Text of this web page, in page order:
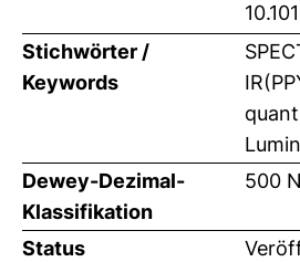
Stichwörter /
Keywords
Dewey-Dezimal-
Klassifikation
500
Status